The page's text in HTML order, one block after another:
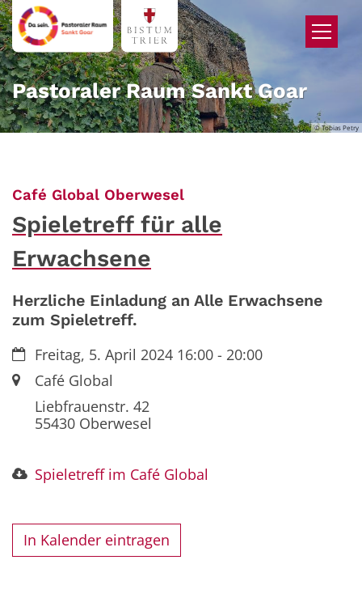
Zum Inhalt springen
© Tobias Petry
Pastoraler Raum Sankt Goar
Café Global Oberwesel:
Spieletreff für alle
Erwachsene
Herzliche Einladung an Alle Erwachsene
zum Spieletreff.
Datum:Freitag, 5. April 2024 16:00 - 20:00
Ort:Café Global
Liebfrauenstr. 42
55430Oberwesel
Spieletreff im Café Global
In Kalender eintragen